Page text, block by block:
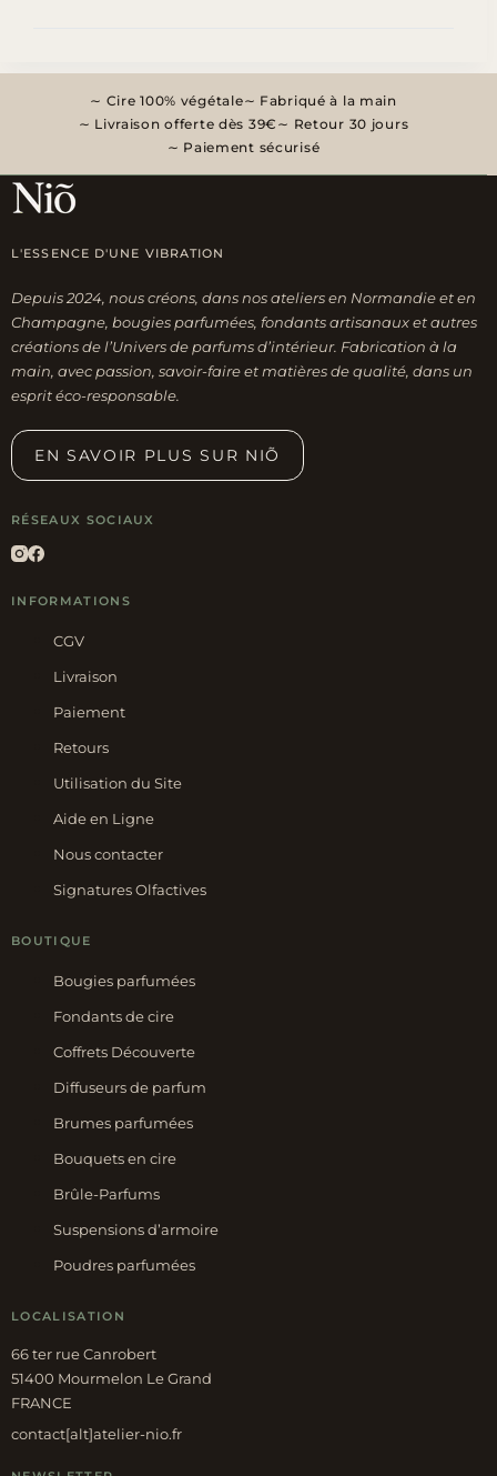
être
Cire 100% végétale
Fabriqué à la main
Livraison offerte dès 39€
Retour 30 jours
Paiement sécurisé
L'ESSENCE D'UNE VIBRATION
Depuis 2024, nous créons, dans nos ateliers en Normandie et en
Champagne, bougies parfumées, fondants artisanaux et autres
créations de l’Univers de parfums d’intérieur. Fabrication à la
main, avec passion, savoir-faire et matières de qualité, dans un
esprit éco-responsable.
EN SAVOIR PLUS SUR NIÕ
RÉSEAUX SOCIAUX
INFORMATIONS
CGV
Livraison
Paiement
Retours
Utilisation du Site
Aide en Ligne
Nous contacter
Signatures Olfactives
BOUTIQUE
Bougies parfumées
Fondants de cire
Coffrets Découverte
Diffuseurs de parfum
Brumes parfumées
Bouquets en cire
Brûle-Parfums
Suspensions d’armoire
Poudres parfumées
LOCALISATION
66 ter rue Canrobert
51400 Mourmelon Le Grand
FRANCE
contact[alt]atelier-nio.fr